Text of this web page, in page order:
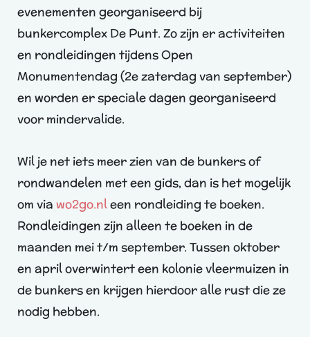
evenementen georganiseerd bij
bunkercomplex De Punt. Zo zijn er activiteiten
en rondleidingen tijdens Open
Monumentendag (2e zaterdag van september)
en worden er speciale dagen georganiseerd
voor mindervalide.
Wil je net iets meer zien van de bunkers of
rondwandelen met een gids, dan is het mogelijk
om via wo2go.nleen rondleiding te boeken.
Rondleidingen zijn alleen te boeken in de
maanden mei t/m september. Tussen oktober
en april overwintert een kolonie vleermuizen in
de bunkers en krijgen hierdoor alle rust die ze
nodig hebben.